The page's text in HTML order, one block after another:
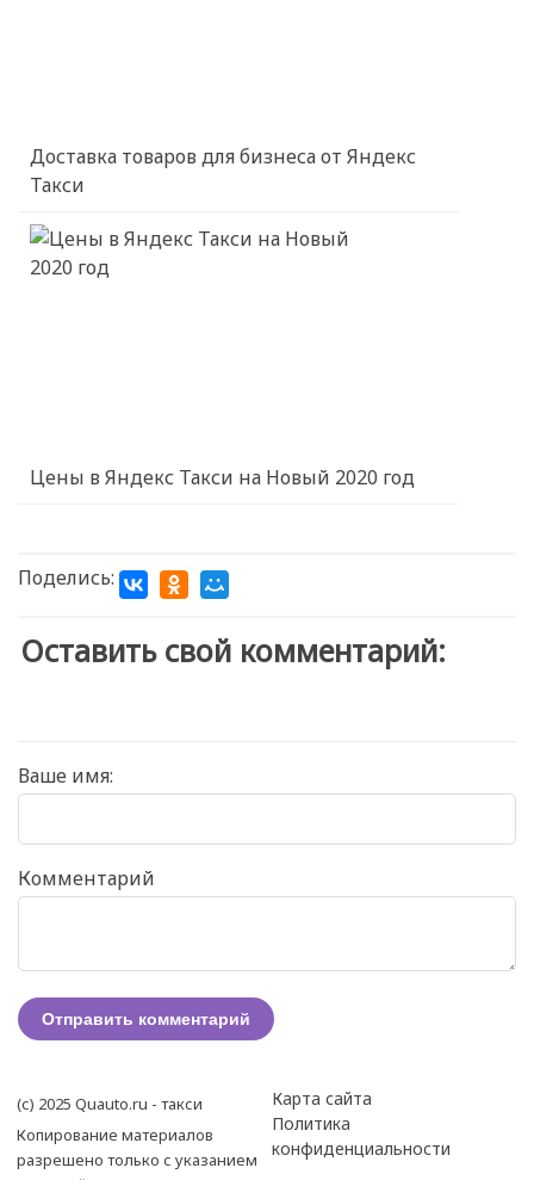
Доставка товаров для бизнеса от Яндекс
Такси
Цены в Яндекс Такси на Новый 2020 год
Поделись:
Оставить свой комментарий:
Ваше имя:
Комментарий
(с) 2025 Quauto.ru - такси
Копирование материалов
разрешено только с указанием
Карта сайта
Политика
конфиденциальности